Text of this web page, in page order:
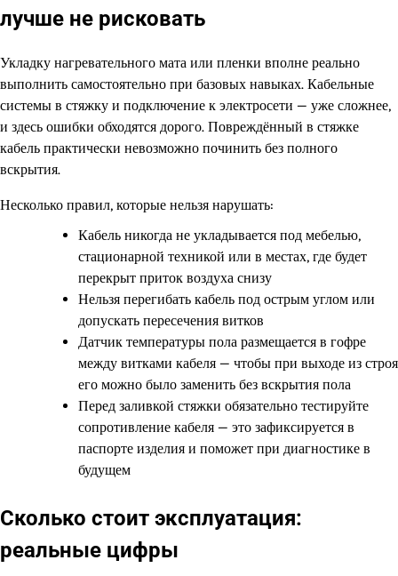
лучше не рисковать
Укладку нагревательного мата или пленки вполне реально
выполнить самостоятельно при базовых навыках. Кабельные
системы в стяжку и подключение к электросети — уже сложнее,
и здесь ошибки обходятся дорого. Повреждённый в стяжке
кабель практически невозможно починить без полного
вскрытия.
Несколько правил, которые нельзя нарушать:
Кабель никогда не укладывается под мебелью,
стационарной техникой или в местах, где будет
перекрыт приток воздуха снизу
Нельзя перегибать кабель под острым углом или
допускать пересечения витков
Датчик температуры пола размещается в гофре
между витками кабеля — чтобы при выходе из строя
его можно было заменить без вскрытия пола
Перед заливкой стяжки обязательно тестируйте
сопротивление кабеля — это зафиксируется в
паспорте изделия и поможет при диагностике в
будущем
Сколько стоит эксплуатация:
реальные цифры